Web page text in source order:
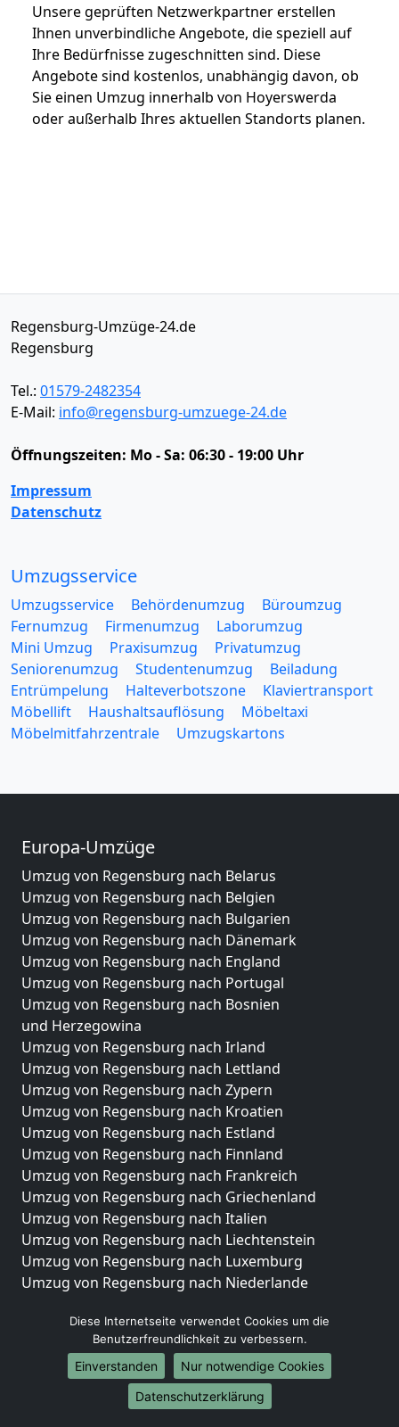
Unsere geprüften Netzwerkpartner erstellen
Ihnen unverbindliche Angebote, die speziell auf
Ihre Bedürfnisse zugeschnitten sind. Diese
Angebote sind kostenlos, unabhängig davon, ob
Sie einen Umzug innerhalb von Hoyerswerda
oder außerhalb Ihres aktuellen Standorts planen.
Regensburg-Umzüge-24.de
Regensburg
Tel.: 01579-2482354
E-Mail: info@regensburg-umzuege-24.de
Öffnungszeiten: Mo - Sa: 06:30 - 19:00 Uhr
Impressum
Datenschutz
Umzugsservice
Umzugsservice Behördenumzug
Büroumzug
Fernumzug
Firmenumzug
Laborumzug
Mini Umzug
Praxisumzug
Privatumzug
Seniorenumzug
Studentenumzug
Beiladung
Entrümpelung
Halteverbotszone
Klaviertransport
Möbellift
Haushaltsauflösung
Möbeltaxi
Möbelmitfahrzentrale
Umzugskartons
Europa-Umzüge
Umzug von Regensburg nach Belarus
Umzug von Regensburg nach Belgien
Umzug von Regensburg nach Bulgarien
Umzug von Regensburg nach Dänemark
Umzug von Regensburg nach England
Umzug von Regensburg nach Portugal
Umzug von Regensburg nach Bosnien
und Herzegowina
Umzug von Regensburg nach Irland
Umzug von Regensburg nach Lettland
Umzug von Regensburg nach Zypern
Umzug von Regensburg nach Kroatien
Umzug von Regensburg nach Estland
Umzug von Regensburg nach Finnland
Umzug von Regensburg nach Frankreich
Umzug von Regensburg nach Griechenland
Umzug von Regensburg nach Italien
Umzug von Regensburg nach Liechtenstein
Umzug von Regensburg nach Luxemburg
Umzug von Regensburg nach Niederlande
Umzüge-Deutschlandweit
Umzug von Regensburg nach Berlin
Umzug von Regensburg nach Hamburg
Umzug von Regensburg nach München
Diese Internetseite verwendet Cookies um die
Benutzerfreundlichkeit zu verbessern.
Einverstanden
Nur notwendige Cookies
Datenschutzerklärung